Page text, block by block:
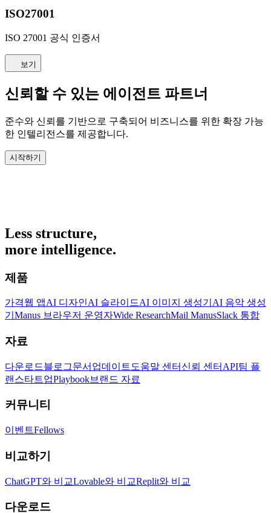
ISO27001
ISO 27001 공식 인증서
보기
신뢰할 수 있는 에이전트 파트너
준수와 신뢰를 기반으로 구축되어 비즈니스를 위한 확장 가능
한 인텔리전스를 제공합니다.
시작하기
Less structure,
more intelligence.
제품
가격웹 앱AI 디자인AI 슬라이드AI 이미지 생성기 AI 음악 생성
기 Manus 브라우저 운영자Wide ResearchMail ManusSlack 통합
자료
다운로드블로그문서 업데이트 도움말 센터 신뢰 센터 API팀 플
랜 스타트업Playbook브랜드 자료
커뮤니티
이벤트Fellows
비교하기
ChatGPT와 비교Lovable와 비교Replit와 비교
다운로드